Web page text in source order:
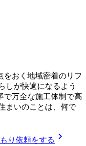
をおく地域密着のリフ
しが快適になるよう
で万全な施工体制で高
まいのことは、何で
り依頼をする chevron_right